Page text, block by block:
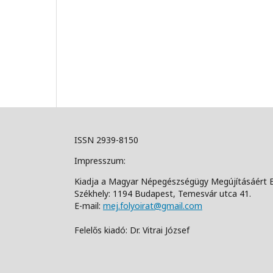
ISSN 2939-8150
Impresszum:
Kiadja a Magyar Népegészségügy Megújításáért
Székhely: 1194 Budapest, Temesvár utca 41.
E-mail: mej.folyoirat@gmail.com
Felelős kiadó: Dr. Vitrai József